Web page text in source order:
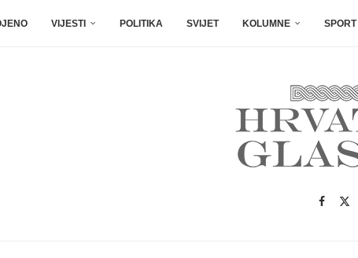
VIJESTI POLITIKA SVIJET KOLUMNE SPORT